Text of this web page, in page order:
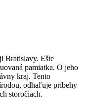
Bratislavy. Ešte
pamiatka. O jeho
kraj. Tento
odhaľuje príbehy
storočiach.